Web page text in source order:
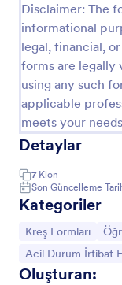
Disclaimer: The
informational
legal, financial,
forms are legally
using any such
applicable
meets your
Detaylar
7 Klon
Son Güncelleme
Kategoriler
Kategoriye git:
Kreş Formları
Kategoriye git:
Acil Durum İrtibat
Oluşturan:
geçmişini
etmesine ve
yönetmesine
Go to
Spor Formları
Öğrenci